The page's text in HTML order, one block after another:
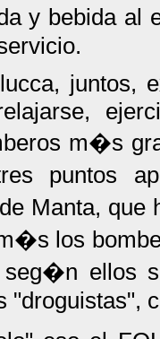
y bebida al
juntos,
m�s
puntos
Manta,
los
seg�n ellos
"droguistas",